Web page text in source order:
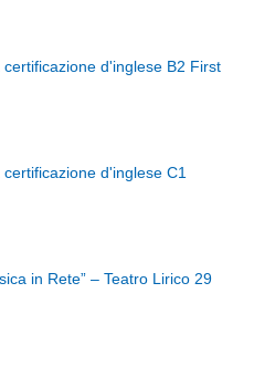
d'inglese B2 First
d'inglese C1
in Rete” – Teatro Lirico 29